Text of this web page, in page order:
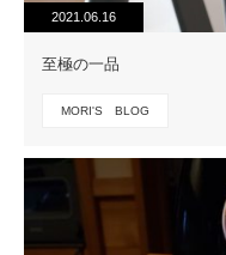
2021.06.16
至極の一品
MORI'S BLOG